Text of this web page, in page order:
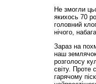
Не змогли
якихось 70
головний
нічого,
Зараз на
наш
розголосу
світу. Проте
гарячому